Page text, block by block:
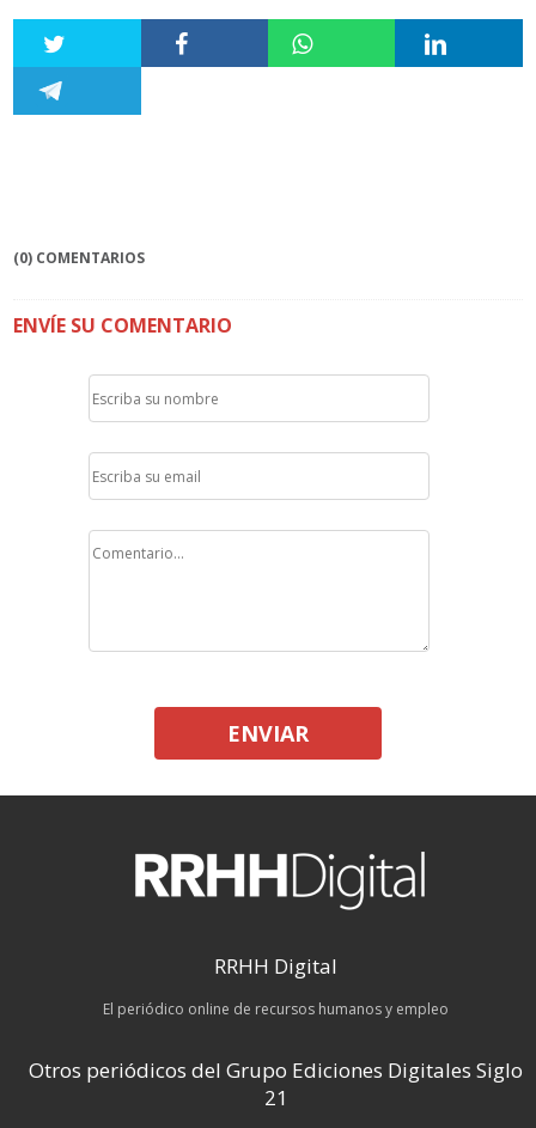
(0) COMENTARIOS
ENVÍE SU COMENTARIO
ENVIAR
RRHH Digital
El periódico online de recursos humanos y empleo
Otros periódicos del Grupo Ediciones Digitales Siglo
21